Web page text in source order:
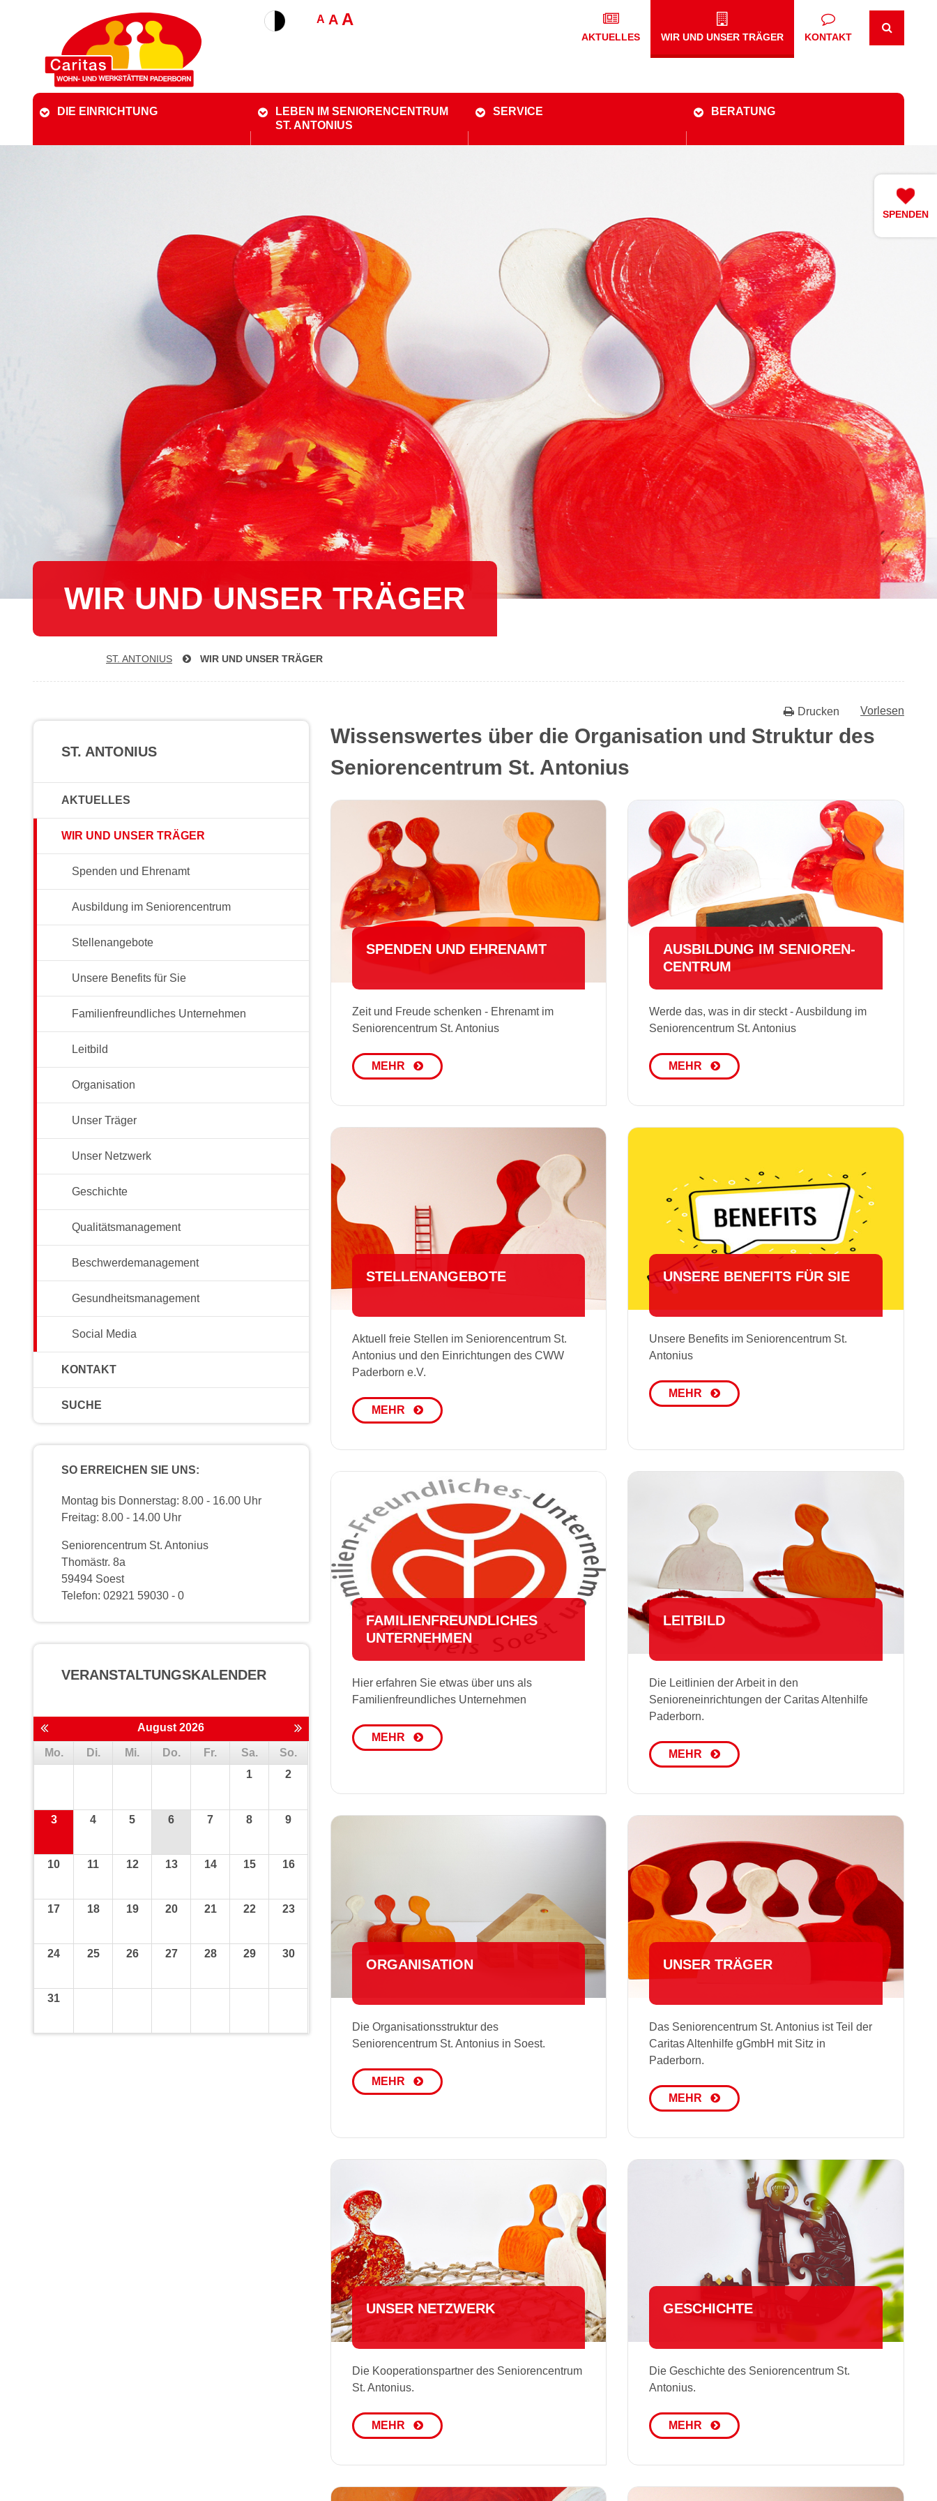
A A A
AKTUELLES WIR UND UNSER TRÄGER KONTAKT
DIE EINRICHTUNG
LEBEN IM SENIORENCENTRUM
ST. ANTONIUS
SERVICE BERATUNG
WIR UND UNSER TRÄGER
ST. ANTONIUS WIR UND UNSER TRÄGER
Vorlesen
Drucken
Wissenswertes über die Organisation und Struktur des
Seniorencentrum St. Antonius
SPENDEN UND EHRENAMT
Zeit und Freude schenken - Ehrenamt im
Seniorencentrum St. Antonius
MEHR
AUSBILDUNG IM SE­NIO­REN­
CEN­TRUM
Werde das, was in dir steckt - Ausbildung im
Seniorencentrum St. Antonius
MEHR
STEL­LEN­AN­GE­BO­TE
Aktuell freie Stellen im Seniorencentrum St.
Antonius und den Einrichtungen des CWW
Paderborn e.V.
MEHR
UNSERE BENEFITS FÜR SIE
Unsere Benefits im Seniorencentrum St.
Antonius
MEHR
FA­MI­LI­EN­FREUND­LI­CHES
UNTERNEHMEN
Hier erfahren Sie etwas über uns als
Familienfreundliches Unternehmen
MEHR
LEITBILD
Die Leitlinien der Arbeit in den
Senioreneinrichtungen der Caritas Altenhilfe
Paderborn.
MEHR
OR­GA­NI­SA­TI­ON
Die Organisationsstruktur des
Seniorencentrum St. Antonius in Soest.
MEHR
UNSER TRÄGER
Das Seniorencentrum St. Antonius ist Teil der
Caritas Altenhilfe gGmbH mit Sitz in
Paderborn.
MEHR
UNSER NETZWERK
Die Kooperationspartner des Seniorencentrum
St. Antonius.
MEHR
GESCHICHTE
Die Geschichte des Seniorencentrum St.
Antonius.
MEHR
ST. ANTONIUS
AKTUELLES
WIR UND UNSER TRÄGER
Spenden und Ehrenamt
Ausbildung im Seniorencentrum
Stellenangebote
Unsere Benefits für Sie
Familienfreundliches Unternehmen
Leitbild
Organisation
Unser Träger
Unser Netzwerk
Geschichte
Qualitätsmanagement
Beschwerdemanagement
Gesundheitsmanagement
Social Media
KONTAKT
SUCHE
SO ERREICHEN SIE UNS:
Montag bis Donnerstag: 8.00 - 16.00 Uhr
Freitag: 8.00 - 14.00 Uhr
Seniorencentrum St. Antonius
Thomästr. 8a
59494 Soest
Telefon: 02921 59030 - 0
VERANSTALTUNGS­KALENDER
August 2026
Mo. Di. Mi. Do. Fr. Sa.
So.
1
2
3 4 5 6 7 8 9
10 11 12 13 14 15 16
17 18 19 20 21 22 23
24 25 26 27 28 29 30
31
SPENDEN